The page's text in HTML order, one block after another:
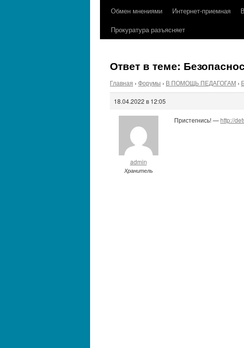
содержимому
Обмен мнениями
Интернет-приемная
Прокуратура разъясняет
Ответ в теме:
Главная › Форумы › В ПОМОЩЬ ПЕДАГОГАМ ›
18.04.2022 в 12:05
admin
Хранитель
Пристегнись! — http://